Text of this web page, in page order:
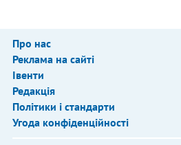
Про нас
Реклама на сайті
Івенти
Редакція
Політики і стандарти
Угода конфіденційності